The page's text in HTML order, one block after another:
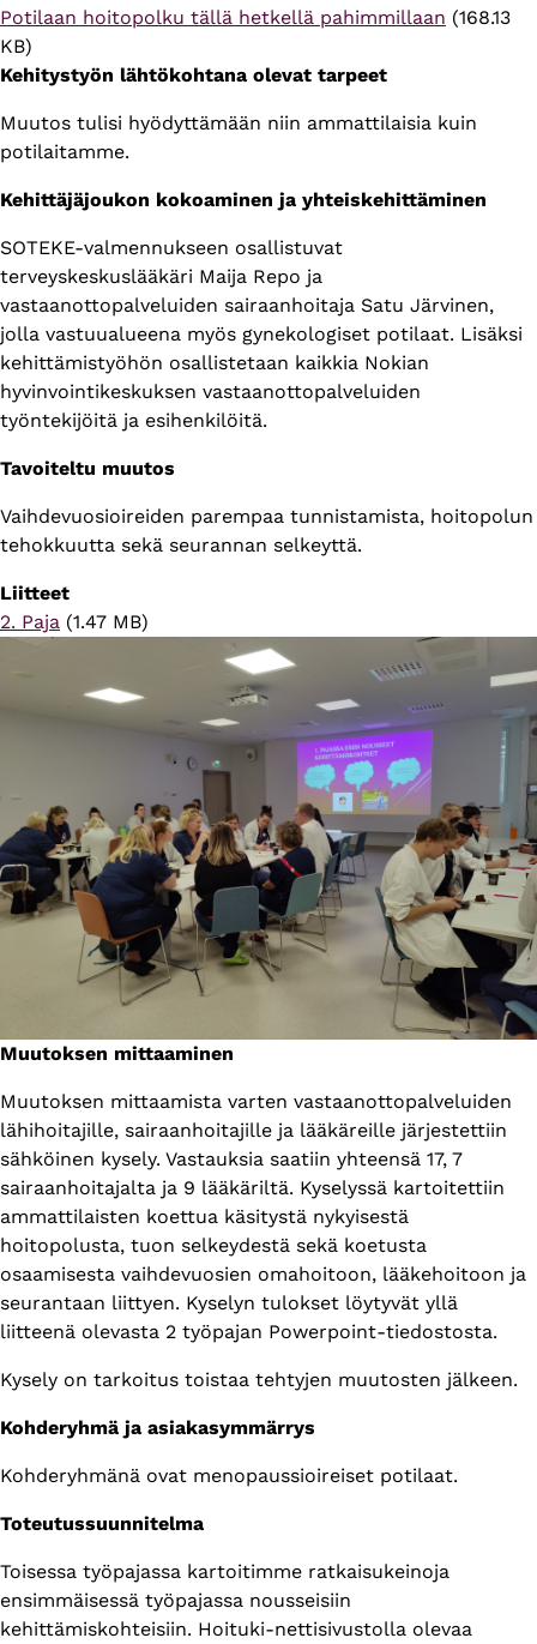
Tiedosto
Potilaan hoitopolku tällä hetkellä pahimmillaan (168.13
KB)
Kehitystyön lähtökohtana olevat tarpeet
Muutos tulisi hyödyttämään niin ammattilaisia kuin
potilaitamme.
Kehittäjäjoukon kokoaminen ja yhteiskehittäminen
SOTEKE-valmennukseen osallistuvat
terveyskeskuslääkäri Maija Repo ja
vastaanottopalveluiden sairaanhoitaja Satu Järvinen,
jolla vastuualueena myös gynekologiset potilaat. Lisäksi
kehittämistyöhön osallistetaan kaikkia Nokian
hyvinvointikeskuksen vastaanottopalveluiden
työntekijöitä ja esihenkilöitä.
Tavoiteltu muutos
Vaihdevuosioireiden parempaa tunnistamista, hoitopolun
tehokkuutta sekä seurannan selkeyttä.
Liitteet
Tiedosto
2. Paja (1.47 MB)
Muutoksen mittaaminen
Muutoksen mittaamista varten vastaanottopalveluiden
lähihoitajille, sairaanhoitajille ja lääkäreille järjestettiin
sähköinen kysely. Vastauksia saatiin yhteensä 17, 7
sairaanhoitajalta ja 9 lääkäriltä. Kyselyssä kartoitettiin
ammattilaisten koettua käsitystä nykyisestä
hoitopolusta, tuon selkeydestä sekä koetusta
osaamisesta vaihdevuosien omahoitoon, lääkehoitoon ja
seurantaan liittyen. Kyselyn tulokset löytyvät yllä
liitteenä olevasta 2 työpajan Powerpoint-tiedostosta.
Kysely on tarkoitus toistaa tehtyjen muutosten jälkeen.
Kohderyhmä ja asiakasymmärrys
Kohderyhmänä ovat menopaussioireiset potilaat.
Toteutussuunnitelma
Toisessa työpajassa kartoitimme ratkaisukeinoja
ensimmäisessä työpajassa nousseisiin
kehittämiskohteisiin. Hoituki-nettisivustolla olevaa